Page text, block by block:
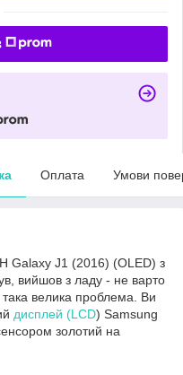
Оплата Умови
Galaxy J1 (2016) (OLED) з
вийшов з ладу - не варто
велика проблема. Ви
дисплей (LCD) Samsung
золотий на